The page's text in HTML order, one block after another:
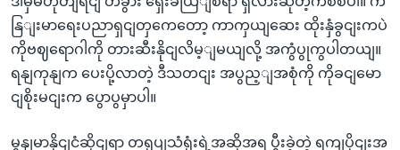
နြျးမာရေးပညာရှငျတှကေတော့ ကာကှယျဆေး ထိုးနှံခွငျးကပဲ
ကိုဗဈရောဂါကို တားဆီးနိုငျလိမ့ျမယျလို့ အကွံပွုကွပါတယျ။
ရနျကုနျက ပေးပို့လာတဲ့ ဒီသတငျး အပွည့ျအစုံကို ကိုခငျမော
ငျစိုးမငျးက ပွောပွမှာပါ။
မွနျမာနိုငျငံဆိုငျရာ တရုပျသံရုံးရဲ့အဆိုအရ ပွီးခဲ့တဲ့ ရကျပိုငျးအ